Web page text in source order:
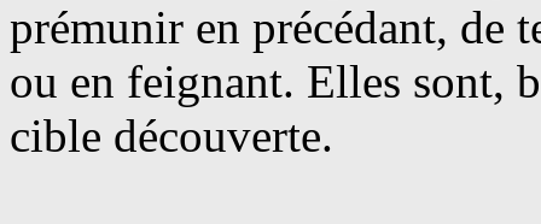
prémunir en précédant, de
ou en feignant. Elles sont,
cible découverte.